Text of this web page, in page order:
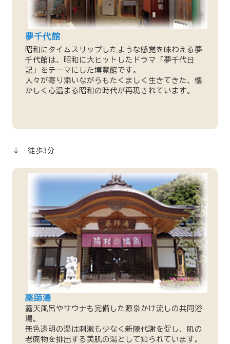
夢千代館
昭和にタイムスリップしたような感覚を味わえる夢
千代館は、昭和に大ヒットしたドラマ「夢千代日
記」をテーマにした博覧館です。
人々が寄り添いながらもたくましく生きてきた、懐
かしく心温まる昭和の時代が再現されています。
↓ 徒歩3分
薬師湯
露天風呂やサウナも完備した源泉かけ流しの共同浴
場。
無色透明の湯は刺激も少なく新陳代謝を促し、肌の
老廃物を排出する美肌の湯として知られています。